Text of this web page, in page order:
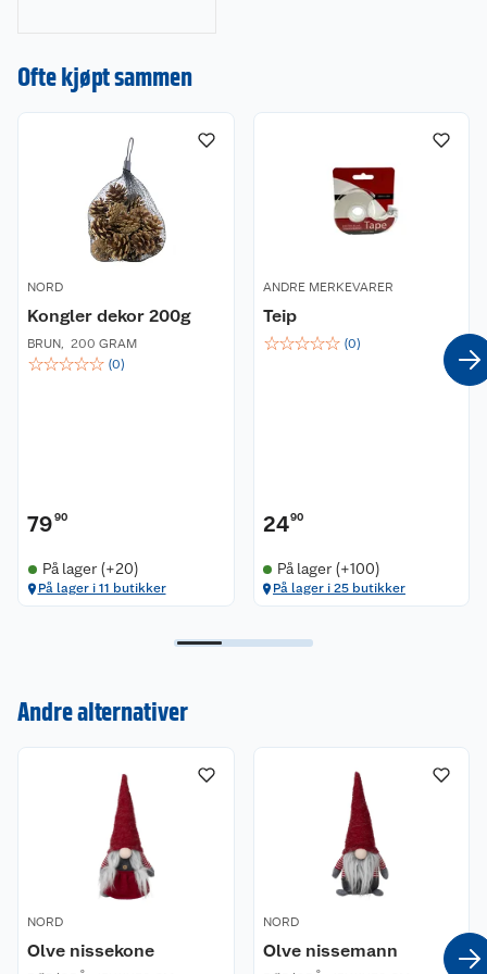
juletrær. Gjør
Ofte kjøpt sammen
NORD
Kongler dekor 200g
BRUN, 200 GRAM
☆☆☆☆☆ (0)
7990
På lager (+20)
På lager i 11 butikker
ANDRE MERKEVARER
Teip
☆☆☆☆☆ (0)
2490
På lager (+100)
På lager i 25 butikker
Andre alternativer
NORD
Olve nissekone
NORD
Olve nissemann
Om oss
Våre butikker
Våre merkevarer
Coop kjeder
Kontakt oss
Angre- og returrett
Reklamasjon og garanti
Ofte stilte spørsmål
Betalingsalternativer